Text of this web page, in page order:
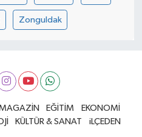
Zonguldak
EĞİTİM
EKONOMİ
KÜLTÜR & SANAT iLÇEDEN